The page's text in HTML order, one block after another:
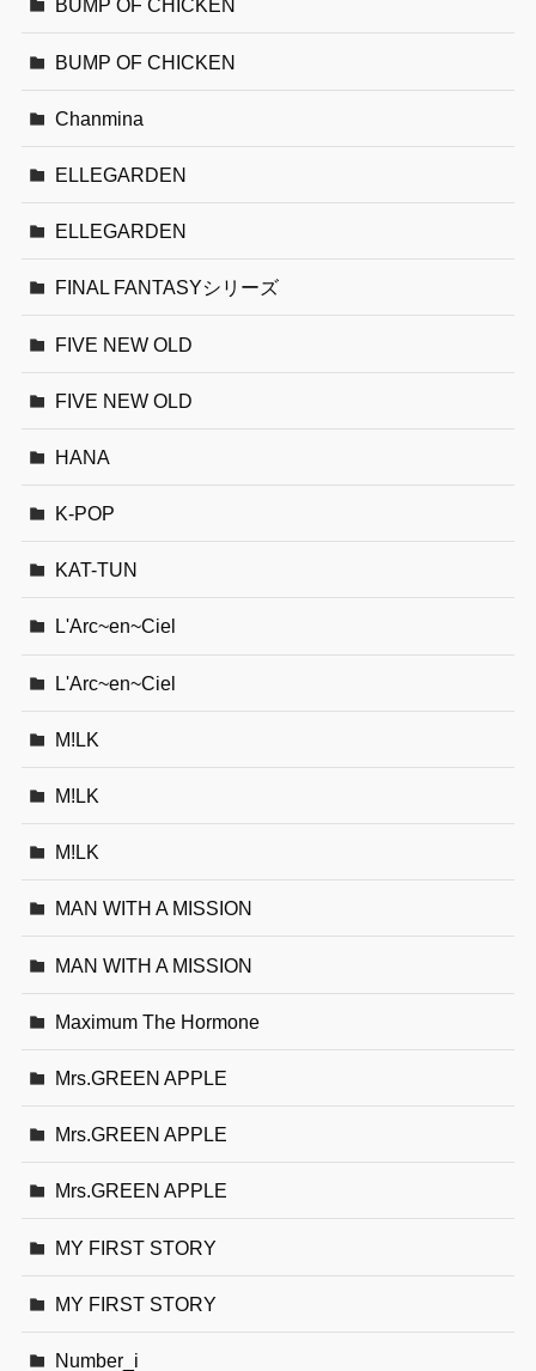
BUMP OF CHICKEN
BUMP OF CHICKEN
Chanmina
ELLEGARDEN
ELLEGARDEN
FINAL FANTASYシリーズ
FIVE NEW OLD
FIVE NEW OLD
HANA
K-POP
KAT-TUN
L'Arc~en~Ciel
L'Arc~en~Ciel
M!LK
M!LK
M!LK
MAN WITH A MISSION
MAN WITH A MISSION
Maximum The Hormone
Mrs.GREEN APPLE
Mrs.GREEN APPLE
Mrs.GREEN APPLE
MY FIRST STORY
MY FIRST STORY
Number_i